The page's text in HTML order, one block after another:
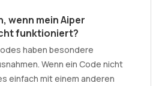
wenn mein Aiper
funktioniert?
haben besondere
Wenn ein Code nicht
einfach mit einem anderen